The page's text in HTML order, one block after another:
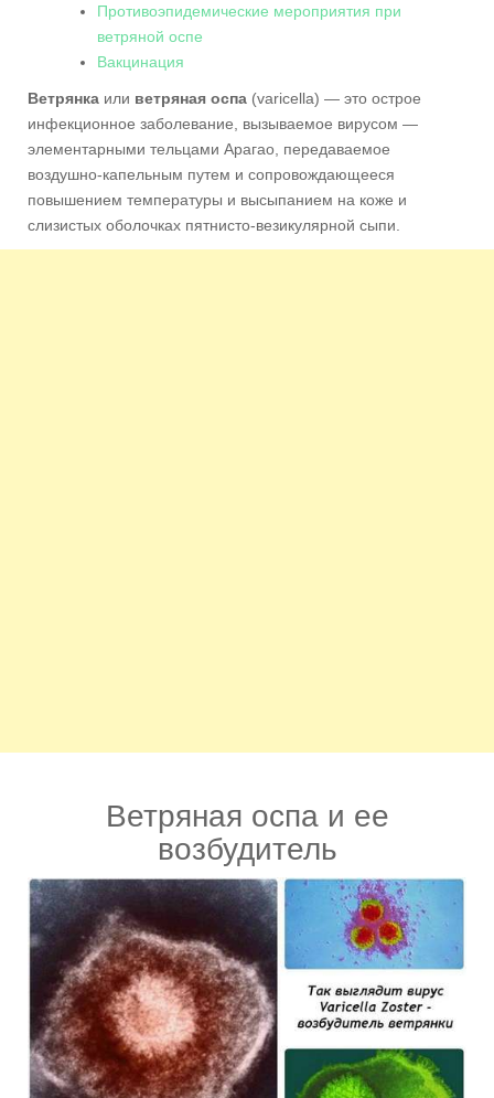
Противоэпидемические мероприятия при
ветряной оспе
Вакцинация
Ветрянка или ветряная оспа (varicella) — это острое
инфекционное заболевание, вызываемое вирусом —
элементарными тельцами Арагао, передаваемое
воздушно-капельным путем и сопровождающееся
повышением температуры и высыпанием на коже и
слизистых оболочках пятнисто-везикулярной сыпи.
Ветряная оспа и ее
возбудитель